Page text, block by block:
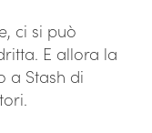
ci si può
E allora la
a Stash di